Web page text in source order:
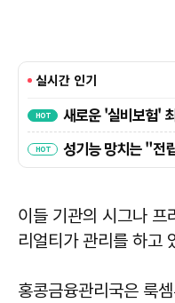
이들 기관의 시그나 프
리얼티가 관리를 하고
홍콩금융관리국은 룩